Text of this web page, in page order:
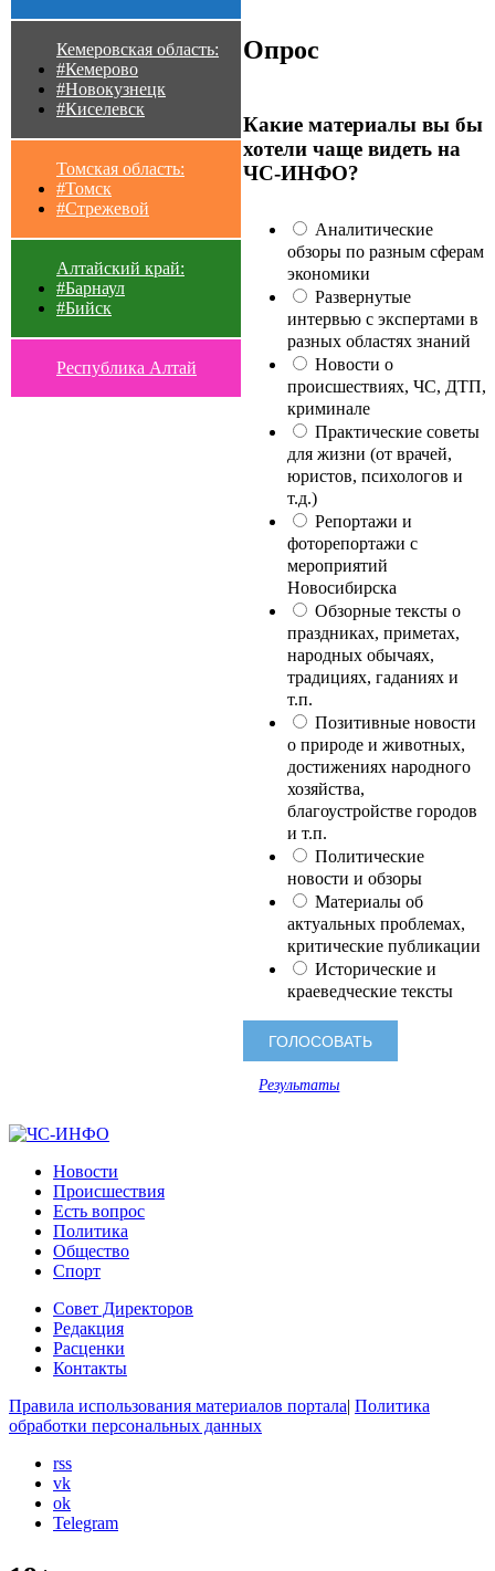
Кемеровская область:
#Кемерово
#Новокузнецк
#Киселевск
Томская область:
#Томск
#Стрежевой
Алтайский край:
#Барнаул
#Бийск
Республика Алтай
Опрос
Какие материалы вы бы
хотели чаще видеть на
ЧС-ИНФО?
Аналитические
обзоры по разным сферам
экономики
Развернутые
интервью с экспертами в
разных областях знаний
Новости о
происшествиях, ЧС, ДТП,
криминале
Практические советы
для жизни (от врачей,
юристов, психологов и
т.д.)
Репортажи и
фоторепортажи с
мероприятий
Новосибирска
Обзорные тексты о
праздниках, приметах,
народных обычаях,
традициях, гаданиях и
т.п.
Позитивные новости
о природе и животных,
достижениях народного
хозяйства,
благоустройстве городов
и т.п.
Политические
новости и обзоры
Материалы об
актуальных проблемах,
критические публикации
Исторические и
краеведческие тексты
Результаты
Новости
Происшествия
Есть вопрос
Политика
Общество
Спорт
Совет Директоров
Редакция
Расценки
Контакты
Правила использования материалов портала| Политика
обработки персональных данных
rss
vk
ok
Telegram